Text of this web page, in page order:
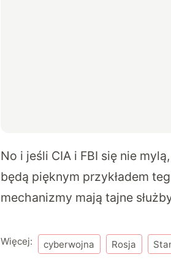
No i jeśli CIA i FBI się nie
będą pięknym przykładem
mechanizmy mają tajne
Więcej: cyberwojna Rosja